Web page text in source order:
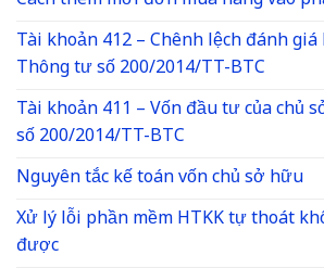
Tài khoản 412 – Chênh lệch đánh
Thông tư số 200/2014/TT-BTC
Tài khoản 411 – Vốn đầu tư của chủ
số 200/2014/TT-BTC
Nguyên tắc kế toán vốn chủ sở hữu
Xử lý lỗi phần mềm HTKK tự thoát
được